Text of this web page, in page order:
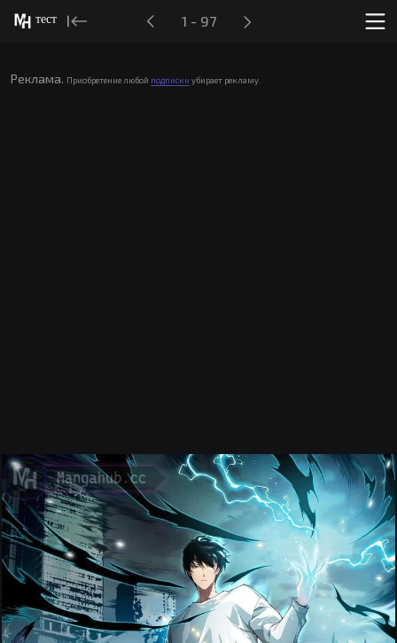
тест 1 - 97
Реклама. Приобретение любой подписки убирает рекламу.